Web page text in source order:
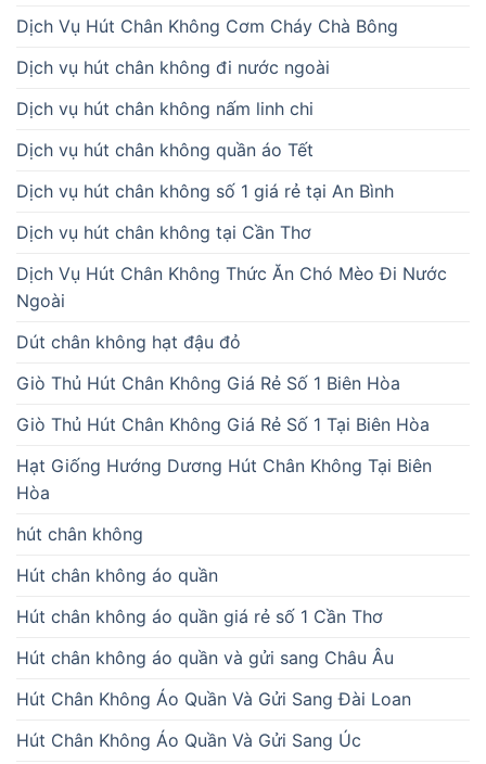
Dịch Vụ Hút Chân Không Cơm Cháy Chà Bông
Dịch vụ hút chân không đi nước ngoài
Dịch vụ hút chân không nấm linh chi
Dịch vụ hút chân không quần áo Tết
Dịch vụ hút chân không số 1 giá rẻ tại An Bình
Dịch vụ hút chân không tại Cần Thơ
Dịch Vụ Hút Chân Không Thức Ăn Chó Mèo Đi Nước
Ngoài
Dút chân không hạt đậu đỏ
Giò Thủ Hút Chân Không Giá Rẻ Số 1 Biên Hòa
Giò Thủ Hút Chân Không Giá Rẻ Số 1 Tại Biên Hòa
Hạt Giống Hướng Dương Hút Chân Không Tại Biên
Hòa
hút chân không
Hút chân không áo quần
Hút chân không áo quần giá rẻ số 1 Cần Thơ
Hút chân không áo quần và gửi sang Châu Âu
Hút Chân Không Áo Quần Và Gửi Sang Đài Loan
Hút Chân Không Áo Quần Và Gửi Sang Úc